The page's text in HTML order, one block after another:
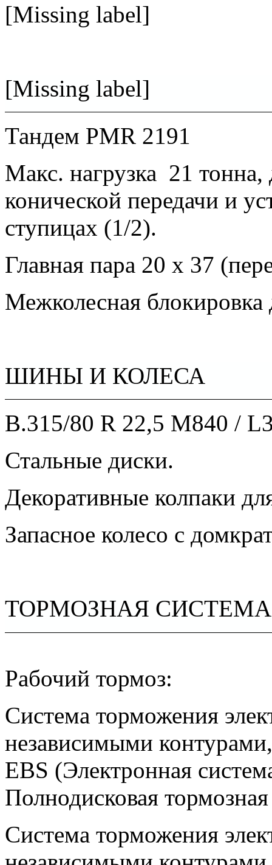
[Missing label]
[Missing label]
Тандем PMR 2191
Макс. нагрузка 21 тонна,
конической передачи и
ступицах (1/2).
Главная пара 20 x 37
Межколесная
ШИНЫ И КОЛЕСА
B.315/80 R 22,5 M840 /
Стальные диски.
Декоративные колпаки
Запасное колесо с
ТОРМОЗНАЯ СИСТЕМА
Рабочий тормоз:
Система торможения
независимыми
EBS (Электронная
Полнодисковая
Система торможения